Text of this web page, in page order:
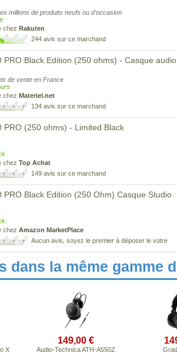
millions de produits neufs ou d'occasion
chez Rakuten
244 avis sur ce marchand
PRO Black Edition (250 ohms) - Casque audio
de vente en France
chez Materiel.net
134 avis sur ce marchand
PRO (250 ohms) - Limited Black
chez Top Achat
149 avis sur ce marchand
PRO Black Edition (250 Ohm) Casque Studio
chez Amazon MarketPlace
Aucun avis, soyez le premier à déposer le votre
dans la même gamme
X
149,00 €
Audio-Technica ATH-A550Z